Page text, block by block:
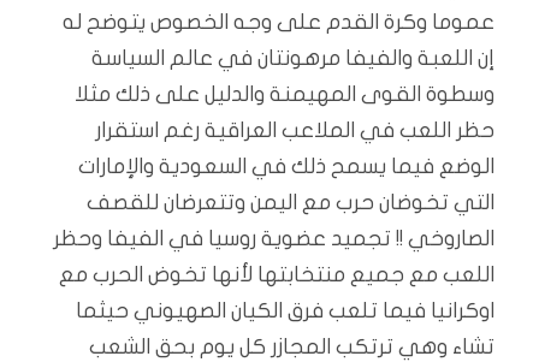
عموما وكرة القدم على وجه الخصوص يتوضح له
إن اللعبة والفيفا مرهونتان في عالم السياسة
وسطوة القوى المهيمنة والدليل على ذلك مثلا
حظر اللعب في الملاعب العراقية رغم استقرار
الوضع فيما يسمح ذلك في السعودية والإمارات
التي تخوضان حرب مع اليمن وتتعرضان للقصف
الصاروخي !! تجميد عضوية روسيا في الفيفا وحظر
اللعب مع جميع منتخابتها لأنها تخوض الحرب مع
اوكرانيا فيما تلعب فرق الكيان الصهيوني حيثما
تشاء وهي ترتكب المجازر كل يوم بحق الشعب